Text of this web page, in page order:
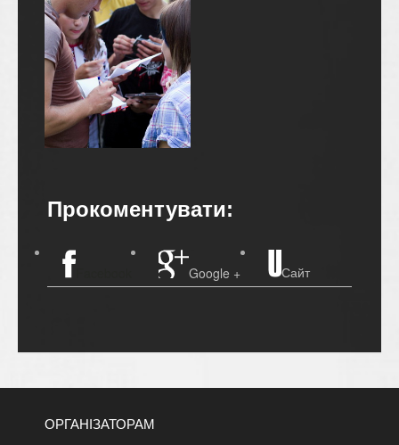
Прокоментувати:
Google + Сайт
ОРГАНІЗАТОРАМ